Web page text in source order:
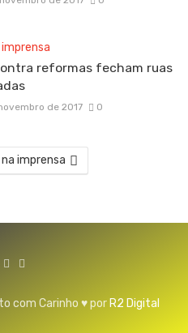
reformas fecham ruas
de 2017 0
imprensa
com Carinho ♥ por R2 Digital